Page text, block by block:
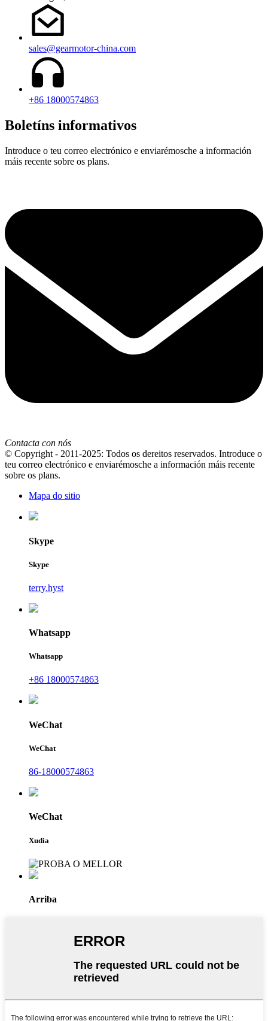
sales@gearmotor-china.com
+86 18000574863
Boletíns informativos
Introduce o teu correo electrónico e enviarémosche a información
máis recente sobre os plans.
Contacta con nós
© Copyright - 2011-2025: Todos os dereitos reservados. Introduce o
teu correo electrónico e enviarémosche a información máis recente
sobre os plans.
Mapa do sitio
Skype
Skype
terry.hyst
Whatsapp
Whatsapp
+86 18000574863
WeChat
WeChat
86-18000574863
WeChat
Xudia
Arriba